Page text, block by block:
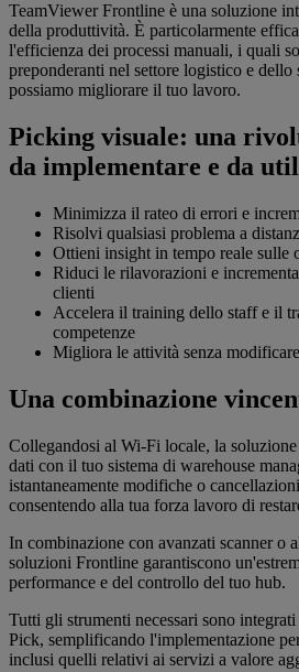
TeamViewer Frontline è una soluzione
della produttività. È particolarmente
l'efficienza dei processi manuali, i quali
preponderanti nel settore logistico e
possiamo migliorare il tuo lavoro.
Picking visuale: una
da implementare e da
Minimizza il rateo di errori e
Risolvi qualsiasi problema a
Ottieni insight in tempo reale sulle
Riduci le rilavorazioni e
clienti
Accelera il training dello staff e il
competenze
Migliora le attività senza
Una combinazione
Collegandosi al Wi-Fi locale, la
dati con il tuo sistema di warehouse
istantaneamente modifiche o
consentendo alla tua forza lavoro di
In combinazione con avanzati scanner o
soluzioni Frontline garantiscono
performance e del controllo del tuo hub.
Tutti gli strumenti necessari sono
Pick, semplificando l'implementazione
inclusi quelli relativi ai servizi a valore